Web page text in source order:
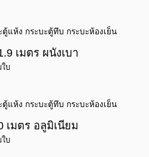
เมตร ผนังเบา
ใบ
เมตร อลูมิเนียม
ใบ